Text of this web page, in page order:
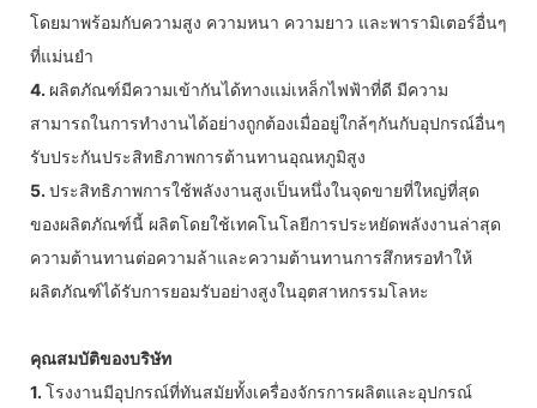
โดยมาพร้อมกับความสูง ความหนา ความยาว และพารามิเตอร์อื่นๆ
ที่แม่นยำ
4. ผลิตภัณฑ์มีความเข้ากันได้ทางแม่เหล็กไฟฟ้าที่ดี มีความ
สามารถในการทำงานได้อย่างถูกต้องเมื่ออยู่ใกล้ๆกันกับอุปกรณ์อื่นๆ
รับประกันประสิทธิภาพการต้านทานอุณหภูมิสูง
5. ประสิทธิภาพการใช้พลังงานสูงเป็นหนึ่งในจุดขายที่ใหญ่ที่สุด
ของผลิตภัณฑ์นี้ ผลิตโดยใช้เทคโนโลยีการประหยัดพลังงานล่าสุด
ความต้านทานต่อความล้าและความต้านทานการสึกหรอทำให้
ผลิตภัณฑ์ได้รับการยอมรับอย่างสูงในอุตสาหกรรมโลหะ
คุณสมบัติของบริษัท
1. โรงงานมีอุปกรณ์ที่ทันสมัยทั้งเครื่องจักรการผลิตและอุปกรณ์